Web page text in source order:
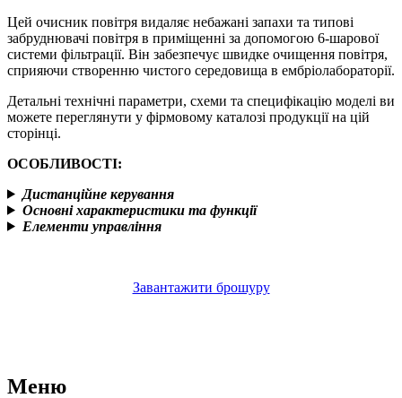
Цей очисник повітря видаляє небажані запахи та типові
забруднювачі повітря в приміщенні за допомогою 6-шарової
системи фільтрації. Він забезпечує швидке очищення повітря,
сприяючи створенню чистого середовища в ембріолабораторії.
Детальні технічні параметри, схеми та специфікацію моделі ви
можете переглянути у фірмовому каталозі продукції на цій
сторінці.
ОСОБЛИВОСТІ:
Дистанційне керування
Основні характеристики та функції
Елементи управління
Завантажити брошуру
Меню